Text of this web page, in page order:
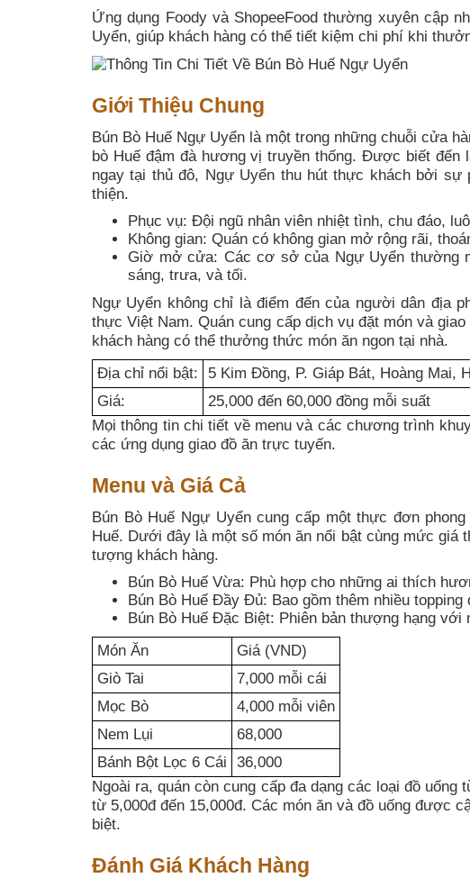
Ứng dụng Foody và ShopeeFood thường xuyên cập
Uyển, giúp khách hàng có thể tiết kiệm chi phí khi
Giới Thiệu Chung
Bún Bò Huế Ngự Uyển là một trong những chuỗi cửa
bò Huế đậm đà hương vị truyền thống. Được biết
ngay tại thủ đô, Ngự Uyển thu hút thực khách bởi sự
thiện.
Phục vụ: Đội ngũ nhân viên nhiệt tình, chu đáo,
Không gian: Quán có không gian mở rộng rãi,
Giờ mở cửa: Các cơ sở của Ngự Uyển thường
sáng, trưa, và tối.
Ngự Uyển không chỉ là điểm đến của người dân địa
thực Việt Nam. Quán cung cấp dịch vụ đặt món và
khách hàng có thể thưởng thức món ăn ngon tại nhà.
Địa chỉ nổi bật:
5 Kim Đồng, P. Giáp Bát, Hoàng Mai,
Giá:
25,000 đến 60,000 đồng mỗi suất
Mọi thông tin chi tiết về menu và các chương trình
các ứng dụng giao đồ ăn trực tuyến.
Menu và Giá Cả
Bún Bò Huế Ngự Uyển cung cấp một thực đơn
Huế. Dưới đây là một số món ăn nổi bật cùng mức giá
tượng khách hàng.
Bún Bò Huế Vừa: Phù hợp cho những ai thích
Bún Bò Huế Đầy Đủ: Bao gồm thêm nhiều topping
Bún Bò Huế Đặc Biệt: Phiên bản thượng hạng với
Món Ăn
Giá (VND)
Giò Tai
7,000 mỗi cái
Mọc Bò
4,000 mỗi viên
Nem Lụi
68,000
Bánh Bột Lọc 6 Cái
36,000
Ngoài ra, quán còn cung cấp đa dạng các loại đồ
từ 5,000đ đến 15,000đ. Các món ăn và đồ uống được
biệt.
Đánh Giá Khách Hàng